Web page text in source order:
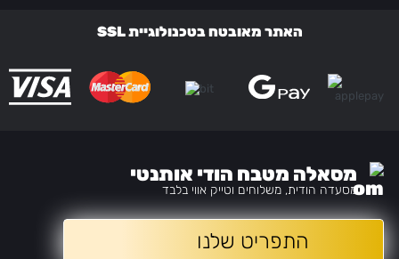
האתר מאובטח בטכנולוגיית SSL
מסאלה מטבח הודי אותנטי
מסעדה הודית, משלוחים וטייק אווי בלבד
התפריט שלנו